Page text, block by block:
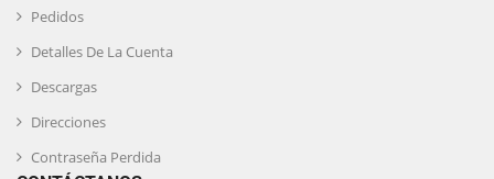
Pedidos
Detalles De La Cuenta
Descargas
Direcciones
Contraseña Perdida